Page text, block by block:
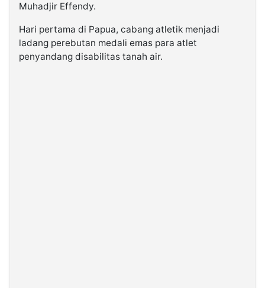
Muhadjir Effendy.
Hari pertama di Papua, cabang atletik menjadi
ladang perebutan medali emas para atlet
penyandang disabilitas tanah air.